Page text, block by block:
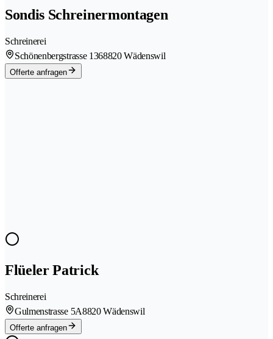
Sondis Schreinermontagen
Schreinerei
Schönenbergstrasse 1368820 Wädenswil
Offerte anfragen
Flüeler Patrick
Schreinerei
Gulmenstrasse 5A8820 Wädenswil
Offerte anfragen